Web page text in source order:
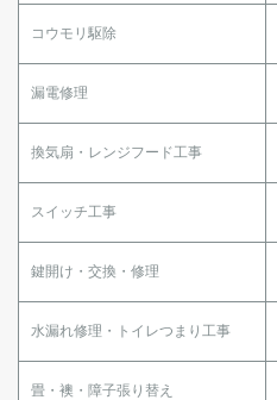
コウモリ駆除
漏電修理
換気扇・レンジフード工事
スイッチ工事
鍵開け・交換・修理
水漏れ修理・トイレつまり工事
畳・襖・障子張り替え